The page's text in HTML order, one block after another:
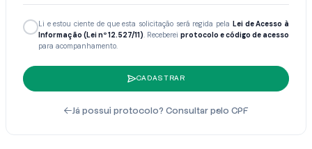
Li e estou ciente de que esta solicitação será regida pela Lei de Acesso à
Informação (Lei nº 12.527/11). Receberei protocolo e código de acesso
para acompanhamento.
CADASTRAR
Já possui protocolo? Consultar pelo CPF